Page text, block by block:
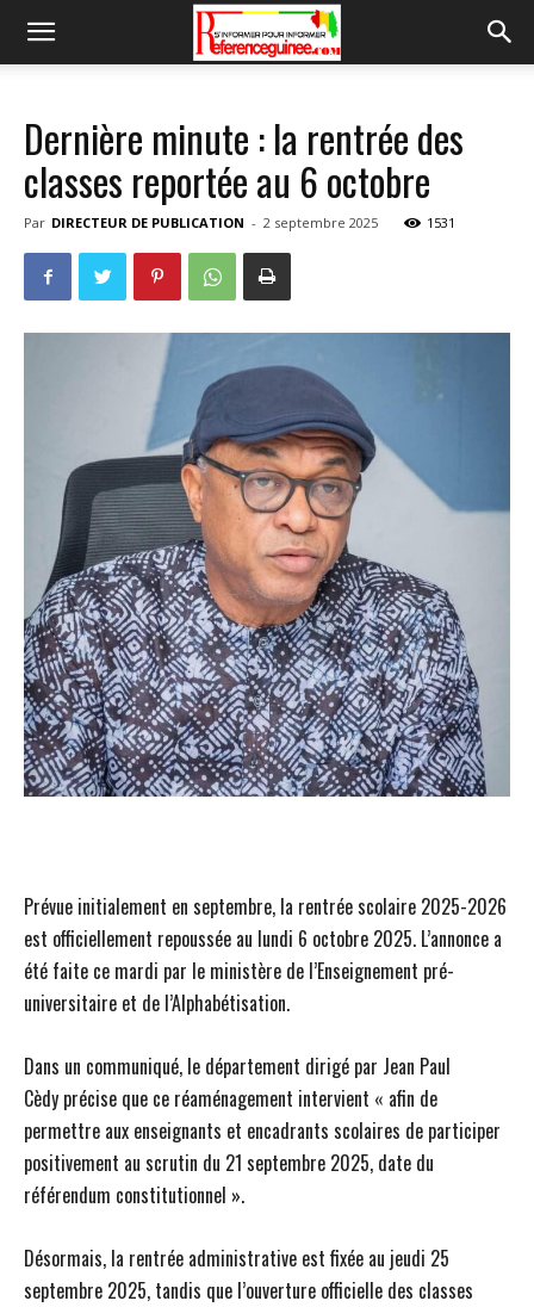
Dernière minute : la rentrée des
classes reportée au 6 octobre
Par DIRECTEUR DE PUBLICATION - 2 septembre 2025 1531
Prévue initialement en septembre, la rentrée scolaire 2025-2026
est officiellement repoussée au lundi 6 octobre 2025. L’annonce a
été faite ce mardi par le ministère de l’Enseignement pré-
universitaire et de l’Alphabétisation.
Dans un communiqué, le département dirigé par Jean Paul
Cèdy précise que ce réaménagement intervient « afin de
permettre aux enseignants et encadrants scolaires de participer
positivement au scrutin du 21 septembre 2025, date du
référendum constitutionnel ».
Désormais, la rentrée administrative est fixée au jeudi 25
septembre 2025, tandis que l’ouverture officielle des classes